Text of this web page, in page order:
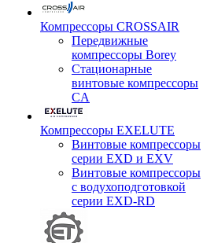
Компрессоры CROSSAIR
Передвижные
компрессоры Borey
Стационарные
винтовые компрессоры
CA
Компрессоры EXELUTE
Винтовые компрессоры
серии EXD и EXV
Винтовые компрессоры
с водухоподготовкой
серии EXD-RD